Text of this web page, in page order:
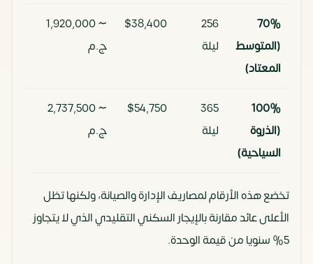
70%
(المتوسط
المعتاد)
256
ليلة
$38,400
~ 1,920,000
ج.م
100%
(الذروة
السياحية)
365
ليلة
$54,750
~ 2,737,500
ج.م
تخضع هذه الأرقام لمصاريف الإدارة والصيانة، ولكنها تظل
الأعلى عائد مقارنة بالإيجار السكني التقليدي الذي لا يتجاوز
5% سنويا من قيمة الوحدة.